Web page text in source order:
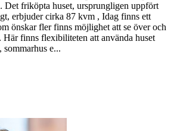
Det friköpta huset, ursprungligen uppfört
erbjuder cirka 87 kvm , Idag finns ett
önskar fler finns möjlighet att se över och
Här finns flexibiliteten att använda huset
sommarhus e...